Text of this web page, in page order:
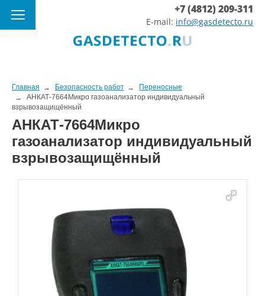
+7 (4812) 209-311
E-mail: info@gasdetecto.ru
Главная Безопасность работ
Переносные
АНКАТ-7664Микро газоанализатор индивидуальный
взрывозащищённый
АНКАТ-7664Микро
газоанализатор индивидуальный
взрывозащищённый